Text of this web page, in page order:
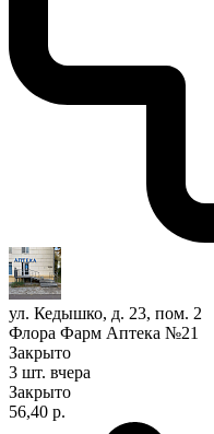
ул. Кедышко, д. 23, пом. 2
Флора Фарм Аптека №21
Закрыто
3 шт. вчера
Закрыто
56,40 р.